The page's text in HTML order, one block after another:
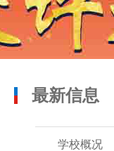
最新信息
学校概况